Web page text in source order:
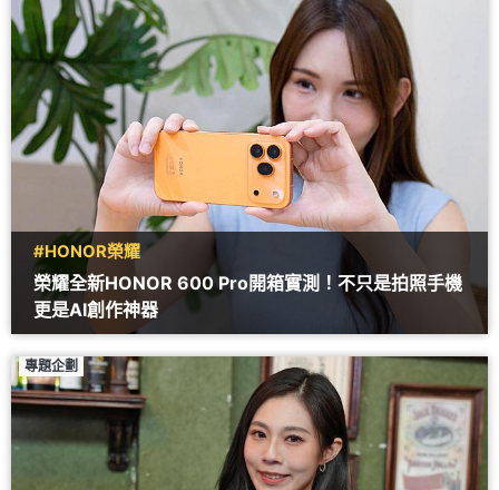
#HONOR榮耀
榮耀全新HONOR 600 Pro開箱實測！不只是拍照手機
更是AI創作神器
專題企劃